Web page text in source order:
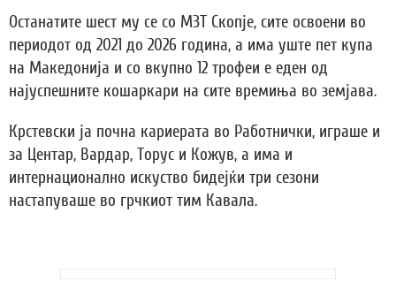
Останатите шест му се со МЗТ Скопје, сите освоени во
периодот од 2021 до 2026 година, а има уште пет купа
на Македонија и со вкупно 12 трофеи е еден од
најуспешните кошаркари на сите времиња во земјава.
Крстевски ја почна кариерата во Работнички, играше и
за Центар, Вардар, Торус и Кожув, а има и
интернационално искуство бидејќи три сезони
настапуваше во грчкиот тим Кавала.